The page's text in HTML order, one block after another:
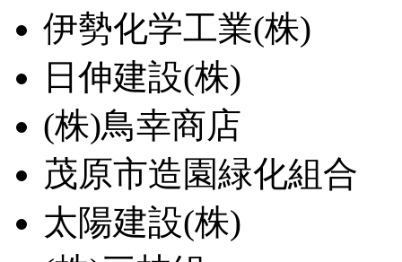
伊勢化学工業(株)
日伸建設(株)
(株)鳥幸商店
茂原市造園緑化組合
太陽建設(株)